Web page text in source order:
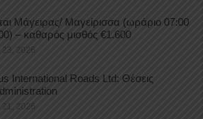
Μάγειρας/ Μαγείρισσα (ωράριο 07:00
– καθαρός μισθός €1.600
23, 2026
International Roads Ltd: Θέσεις
21, 2026